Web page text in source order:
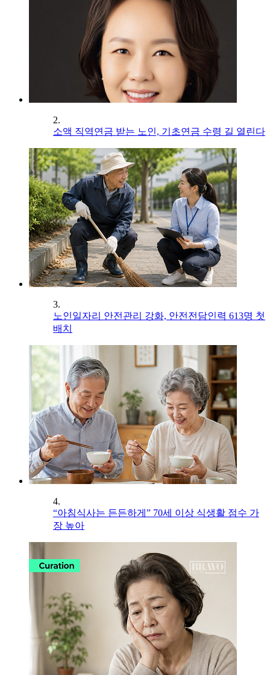
2.
소액 직역연금 받는 노인, 기초연금 수령 길 열린다
3.
노인일자리 안전관리 강화, 안전전담인력 613명 첫
배치
4.
“아침식사는 든든하게” 70세 이상 식생활 점수 가
장 높아